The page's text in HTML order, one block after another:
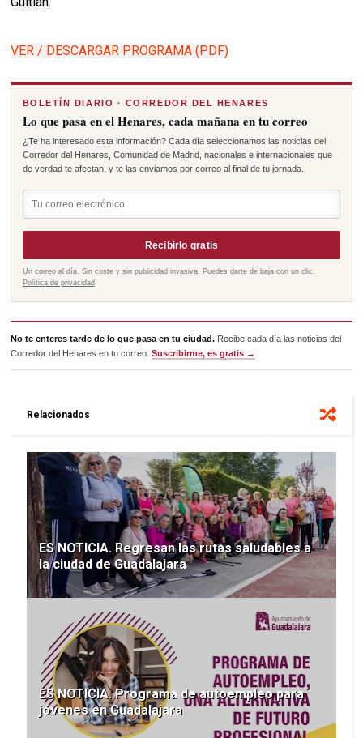
VER / DESCARGAR PROGRAMA (PDF)
BOLETÍN DIARIO · CORREDOR DEL HENARES
Lo que pasa en el Henares, cada mañana en tu correo
¿Te ha interesado esta información? Cada día seleccionamos las noticias del
Corredor del Henares, Comunidad de Madrid, nacionales e internacionales que
de verdad te afectan, y te las enviamos por correo al final de tu jornada.
Recibirlo gratis
Un correo al día. Sin coste y sin publicidad invasiva. Puedes darte de baja con un clic.
Política de privacidad
No te enteres tarde de lo que pasa en tu ciudad. Recibe cada día las noticias del
Corredor del Henares en tu correo.Suscribirme, es gratis →
Relacionados
ES NOTICIA. Regresan las rutas saludables a
la ciudad de Guadalajara
ES NOTICIA. Programa de autoempleo para
jóvenes en Guadalajara